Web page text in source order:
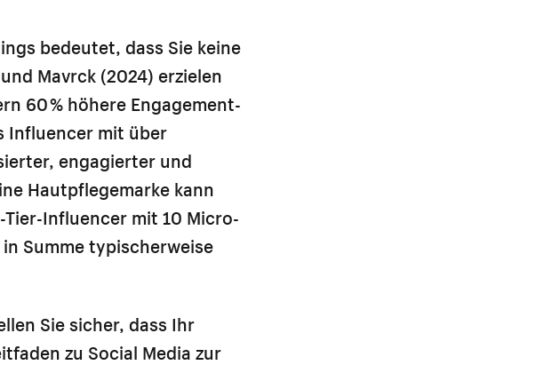
bedeutet, dass Sie keine
Mavrck (2024) erzielen
60 % höhere Engagement-
Influencer mit über
engagierter und
Hautpflegemarke kann
Influencer mit 10 Micro-
Summe typischerweise
Sie sicher, dass Ihr
zu Social Media zur